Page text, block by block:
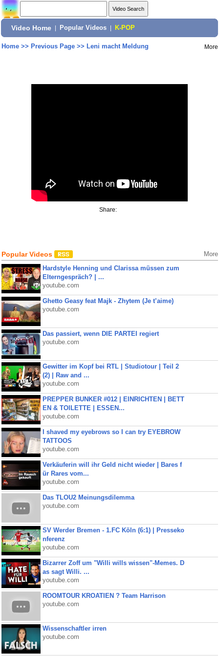
Video Home Popular Videos K-POP
Home>> Previous Page>> Leni macht Meldung More
Share:
Popular Videos More
Hardstyle Henning und Clarissa müssen zum
Elterngespräch? | ...
youtube.com
Ghetto Geasy feat Majk - Zhytem (Je t’aime)
youtube.com
Das passiert, wenn DIE PARTEI regiert
youtube.com
Gewitter im Kopf bei RTL | Studiotour | Teil 2
(2) | Raw and ...
youtube.com
PREPPER BUNKER #012 | EINRICHTEN | BETT
EN & TOILETTE | ESSEN...
youtube.com
I shaved my eyebrows so I can try EYEBROW
TATTOOS
youtube.com
Verkäuferin will ihr Geld nicht wieder | Bares f
ür Rares vom...
youtube.com
Das TLOU2 Meinungsdilemma
youtube.com
SV Werder Bremen - 1.FC Köln (6:1) | Presseko
nferenz
youtube.com
Bizarrer Zoff um "Willi wills wissen"-Memes. D
as sagt Willi. ...
youtube.com
ROOMTOUR KROATIEN ? Team Harrison
youtube.com
Wissenschaftler irren
youtube.com